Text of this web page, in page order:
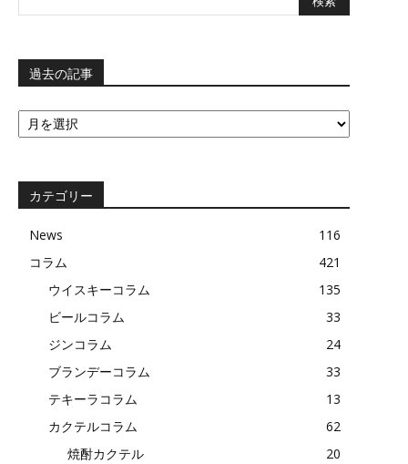
過去の記事
過
去
事
カテゴリー
News
116
コラム
421
ウイスキーコラム
135
ビールコラム
33
ジンコラム
24
ブランデーコラム
33
テキーラコラム
13
カクテルコラム
62
焼酎カクテル
20